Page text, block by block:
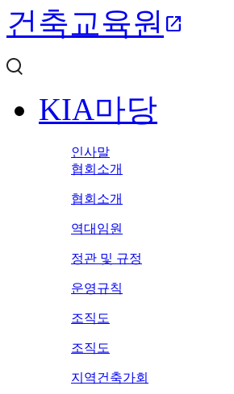
건축교육원 open_in_new
KIA마당
인사말
협회소개
협회소개
역대임원
정관 및 규정
운영규칙
조직도
조직도
지역건축가회